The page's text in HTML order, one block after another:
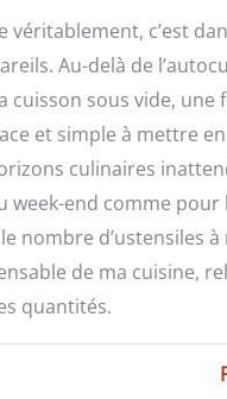
c’est
Au-delà de
sous vide,
et simple à mettre
culinaires
end comme
d’ustensiles
de ma cuisine,
quantités.